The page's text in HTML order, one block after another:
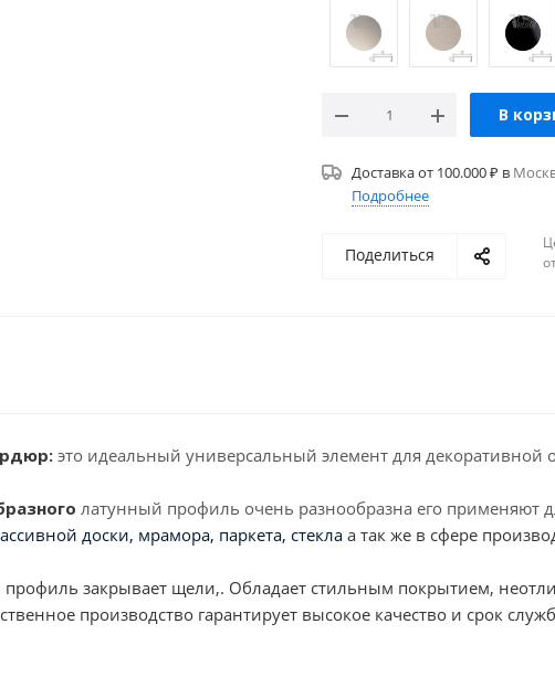
В
Доставка от 100.000 ₽ в
Подробнее
Поделиться
это идеальный универсальный элемент для декоративной
латунный профиль очень разнообразна его применяют
доски, мрамора, паркета, стекла а так же в сфере
закрывает щели,. Обладает стильным покрытием,
производство гарантирует высокое качество и срок